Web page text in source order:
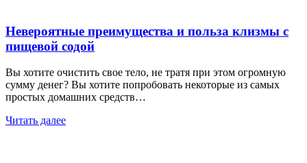
Невероятные преимущества и польза клизмы с
пищевой содой
Вы хотите очистить свое тело, не тратя при этом огромную
сумму денег? Вы хотите попробовать некоторые из самых
простых домашних средств…
Читать далее